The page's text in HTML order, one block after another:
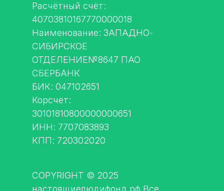
Расчётный счёт:
40703810167770000018
Наименование: ЗАПАДНО-
СИБИРСКОЕ
ОТДЕЛЕНИЕ№8647 ПАО
СБЕРБАНК
БИК: 047102651
Корсчёт:
30101810800000000651
ИНН: 7707083893
КПП: 720302020
COPYRIGHT © 2025
настоящиелюдифонд.рф Все